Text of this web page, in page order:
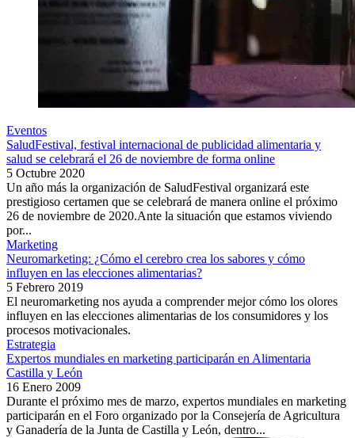
Eventos
SaludFestival, festival internacional de publicidad alimentaria y
salud se celebrará el 26 de noviembre de forma online
5 Octubre 2020
Un año más la organización de SaludFestival organizará este
prestigioso certamen que se celebrará de manera online el próximo
26 de noviembre de 2020.Ante la situación que estamos viviendo
por...
Marketing
Neuromarketing: ¿Cómo el cerebro crea los sabores y cómo
influyen en las elecciones alimentarias?
5 Febrero 2019
El neuromarketing nos ayuda a comprender mejor cómo los olores
influyen en las elecciones alimentarias de los consumidores y los
procesos motivacionales.
Estrategia
Expertos mundiales en marketing participarán en Alimentaria
Castilla y León
16 Enero 2009
Durante el próximo mes de marzo, expertos mundiales en marketing
participarán en el Foro organizado por la Consejería de Agricultura
y Ganadería de la Junta de Castilla y León, dentro...